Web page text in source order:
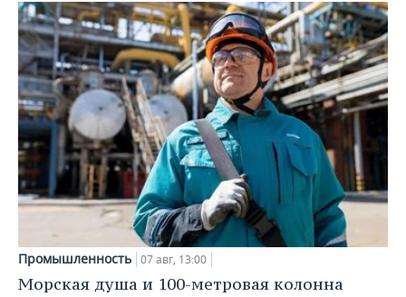
Промышленность 07 авг, 13:00
Морская душа и 100-метровая колонна